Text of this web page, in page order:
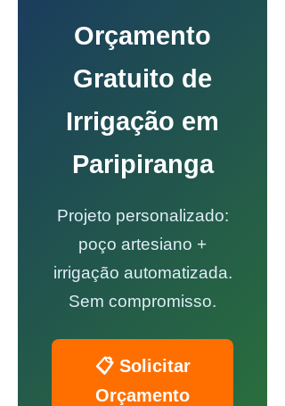
Orçamento
Gratuito de
Irrigação em
Paripiranga
Projeto personalizado:
poço artesiano +
irrigação automatizada.
Sem compromisso.
📋 Solicitar
Orçamento